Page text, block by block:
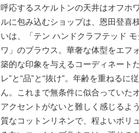
呼応するスケルトンの天井はオフホ
ルに包み込むショップは、恩田登喜
いは、「テン ハンドクラフテッド
ワ」のブラウス。華奢な体型をエフ
築的な印象を与えるコーディネート
レ”と“品”と“抜け”。年齢を重ねるに
ん。これまで無条件に似合っていた
アクセントがないと難しく感じるよ
質なコットンリネンで、程よいボリ